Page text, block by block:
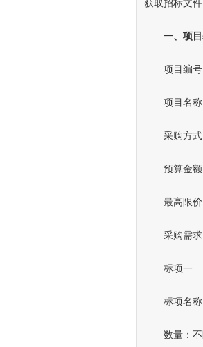
获取招标文
一、 项
项目编号
项目名称：
采购方式
预算金额
最高限价
采购需求
标项一
标项名称
数量：不